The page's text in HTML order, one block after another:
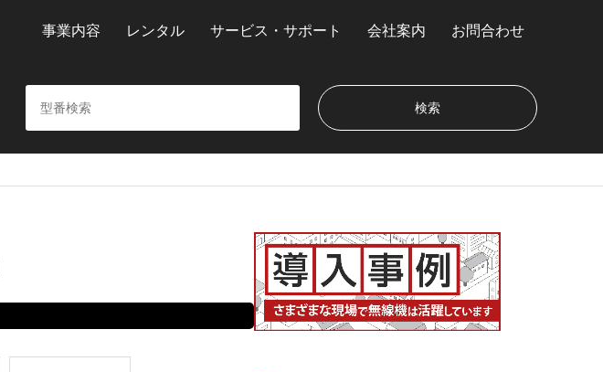
事業内容 レンタル サービス・サポート 会社案内 お問合わせ